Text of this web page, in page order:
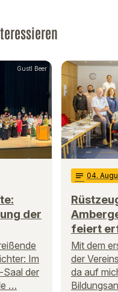
Gustl Beer
der
Im
der
…
notes 04.
feiert
Mit dem
der
da auf